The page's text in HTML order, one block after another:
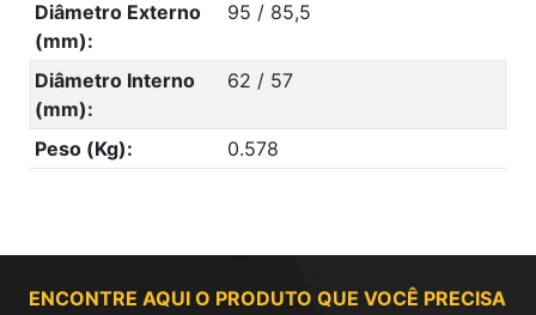
Diâmetro Externo
(mm):
95 / 85,5
Diâmetro Interno
(mm):
62 / 57
Peso (Kg): 0.578
ENCONTRE AQUI O PRODUTO QUE VOCÊ PRECISA